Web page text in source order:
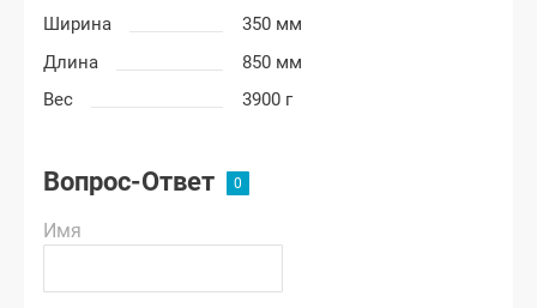
Ширина
350 мм
Длина
850 мм
Вес
3900 г
Вопрос-Ответ
Имя